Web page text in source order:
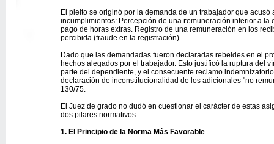
El pleito se originó por la demanda de un trabajador que acusó
incumplimientos: Percepción de una remuneración inferior a la
pago de horas extras. Registro de una remuneración en los
percibida (fraude en la registración).
Dado que las demandadas fueron declaradas rebeldes en el
hechos alegados por el trabajador. Esto justificó la ruptura del
parte del dependiente, y el consecuente reclamo
declaración de inconstitucionalidad de los adicionales "no
130/75.
El Juez de grado no dudó en cuestionar el carácter de estas
dos pilares normativos:
1. El Principio de la Norma Más Favorable